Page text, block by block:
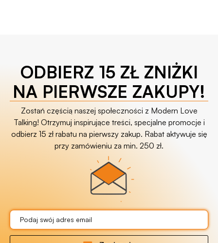
ODBIERZ 15 ZŁ ZNIŻKI
NA PIERWSZE ZAKUPY!
Zostań częścią naszej społeczności z Modern Love
Talking! Otrzymuj inspirujące treści, specjalne promocje i
odbierz 15 zł rabatu na pierwszy zakup. Rabat aktywuje się
przy zamówieniu za min. 250 zł.